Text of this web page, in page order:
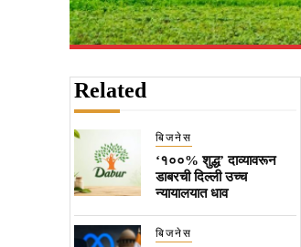
Related
बिजनेस
‘१००% शुद्ध’ दाव्यावरून
डाबरची दिल्ली उच्च
न्यायालयात धाव
बिजनेस